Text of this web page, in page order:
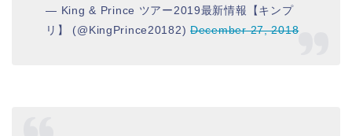
— King & Prince ツアー2019最新情報【キンプ
リ】 (@KingPrince20182)December 27, 2018